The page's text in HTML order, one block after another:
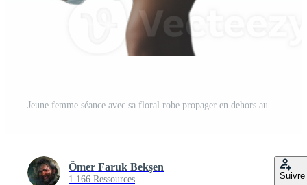
Jeune femme séance avec sa floral robe propager en dehors autour son, à la recherche sereinement à le caméra PNG Pro
Ömer Faruk Bekşen
1 166 Ressources Suivre